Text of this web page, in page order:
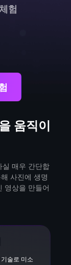
험
움직이
실 매우 간단합
사진에 생명
영상을 만들어
술로 미소